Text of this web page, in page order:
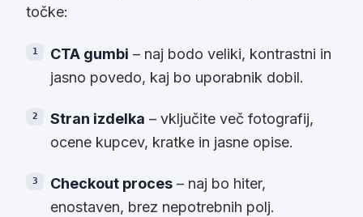
točke:
CTA gumbi – naj bodo veliki, kontrastni in
jasno povedo, kaj bo uporabnik dobil.
Stran izdelka – vključite več fotografij,
ocene kupcev, kratke in jasne opise.
Checkout proces – naj bo hiter,
enostaven, brez nepotrebnih polj.